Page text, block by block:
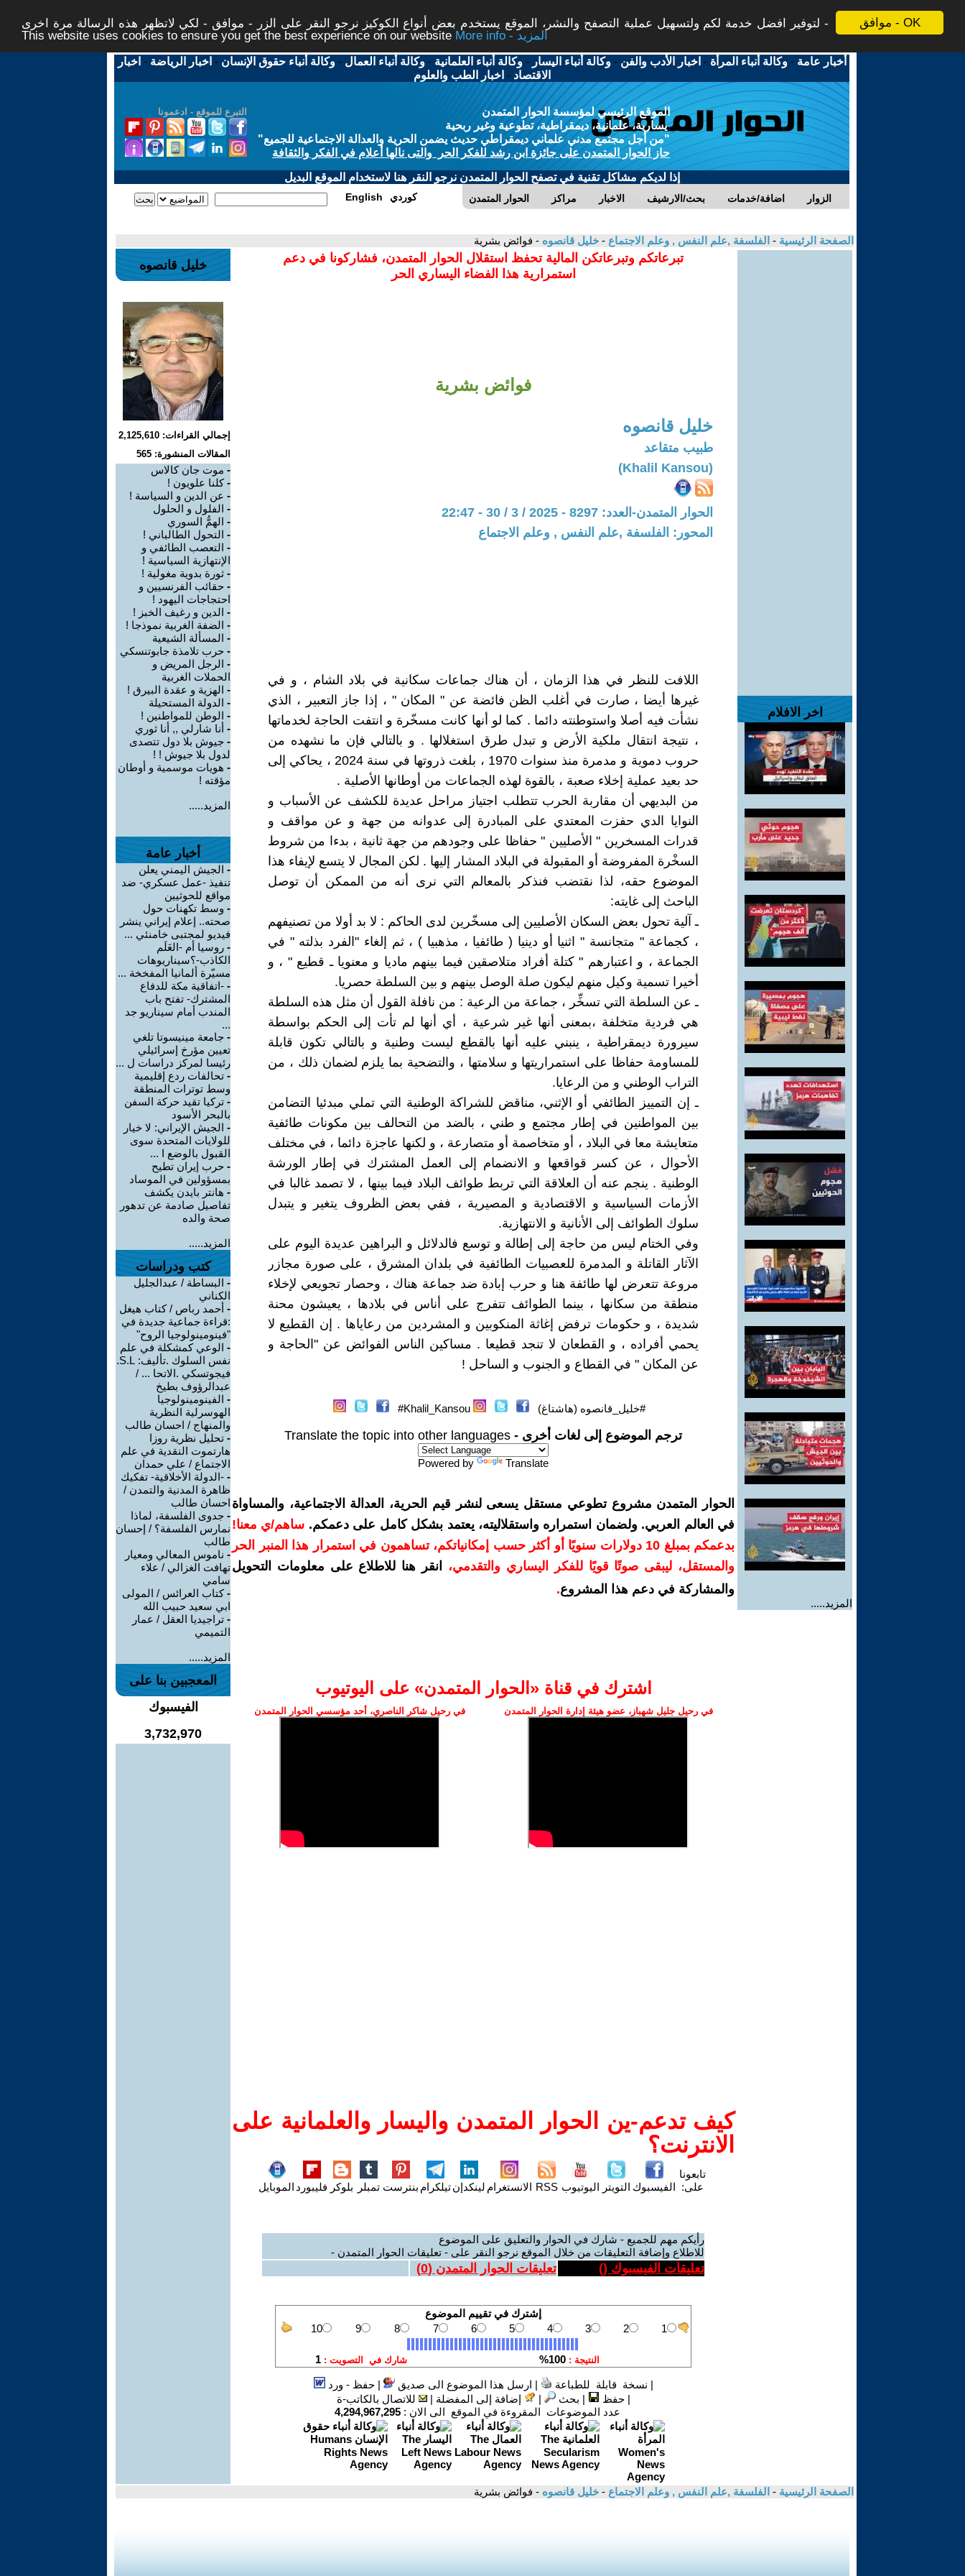
موافق - OK
لتوفير افضل خدمة لكم ولتسهيل عملية التصفح والنشر، الموقع يستخدم بعض أنواع الكوكيز نرجو النقر على الزر - موافق - لكي لاتظهر هذه الرسالة مرة اخرى -
This website uses cookies to ensure you get the best experience on our website
More info - المزيد
أخبار عامة -وكالة أنباء المرأة - اخبار الأدب والفن -وكالة أنباء اليسار -وكالة أنباء العلمانية -وكالة أنباء العمال -وكالة أنباء حقوق الإنسان - اخبار الرياضة - اخبار
الاقتصاد - اخبار الطب والعلوم
التبرع للموقع - ادعمونا
الموقع الرئيسي لمؤسسة الحوار المتمدن
يسارية، علمانية، ديمقراطية، تطوعية وغير ربحية
"من أجل مجتمع مدني علماني ديمقراطي حديث يضمن الحرية والعدالة الاجتماعية للجميع"
حاز الحوار المتمدن على جائزة ابن رشد للفكر الحر والتى نالها أعلام في الفكر والثقافة
إذا لديكم مشاكل تقنية في تصفح الحوار المتمدن نرجو النقر هنا لاستخدام الموقع البديل
الحوار المتمدن مراكز الاخبار بحث/الارشيف اضافة/خدمات الزوار English كوردي
الصفحة الرئيسية - الفلسفة ,علم النفس , وعلم الاجتماع - خليل قانصوه - فوائض بشرية
اخر الافلام
المزيد.....
تبرعاتكم وتبرعاتكن المالية تحفظ استقلال الحوار المتمدن، فشاركونا في دعم
استمرارية هذا الفضاء اليساري الحر
فوائض بشرية
خليل قانصوه
طبيب متقاعد
(Khalil Kansou)
الحوار المتمدن-العدد: 8297 - 2025 / 3 / 30 - 22:47
المحور: الفلسفة ,علم النفس , وعلم الاجتماع
اللافت للنظر في هذا الزمان ، أن هناك جماعات سكانية في بلاد الشام ، و في
غيرها أيضا ، صارت في أغلب الظن فائضة عن " المكان " ، إذا جاز التعبير ، الذي
نشأت فيه أصلا واستوطنته دائما . كما لو أنها كانت مسخّرة و انتفت الحاجة لخدماتها
، نتيجة انتقال ملكية الأرض و تبدل طرق استغلالها . و بالتالي فإن ما نشهده من
حروب دموية و مدمرة منذ سنوات 1970 ، بلغت ذروتها في سنة 2024 ، يحاكي إلى
حد بعيد عملية إخلاء صعبة ، بالقوة لهذه الجماعات من أوطانها الأصلية .
من البديهي أن مقاربة الحرب تتطلب اجتياز مراحل عديدة للكشف عن الأسباب و
النوايا الدي حفزت المعتدي على المبادرة إلى عدوانه من جهة و عن مواقف و
قدرات المسخرين " الأصليين " حفاظا على وجودهم من جهة ثانية ، بدءا من شروط
السخْرة المفروضة أو المقبولة في البلاد المشار إليها . لكن المجال لا يتسع لإيفاء هذا
الموضوع حقه، لذا نقتضب فنذكر بالمعالم التي نرى أنه من الممكن أن توصل
الباحث إلى غايته:
ـ آلية تحول بعض السكان الأصليين إلى مسخّرين لدى الحاكم : لا بد أولا من تصنيفهم
، كجماعة " متجانسة " اثنيا أو دينيا ( طائفيا ، مذهبيا ) ، ثم إلغاء "الفرد بذلته " في
الجماعة ، و اعتبارهم " كتلة أفراد متلاصقين فيما بينهم ماديا و معنويا ـ قطيع " ، و
أخيرا تسمية وكيل منهم ليكون صلة الوصل بينهم و بين السلطة حصريا.
ـ عن السلطة التي تسخِّر ، جماعة من الرعية : من نافلة القول أن مثل هذه السلطة
هي فردية متخلفة ،بمعنى أنها غير شرعية ، أي أنها لم تأت إلى الحكم بواسطة
سيرورة ديمقراطية ، ينبني عليه أنها بالقطع ليست وطنية و بالتالي تكون قابلة
للمساومة حفاظا على استمراريتها و سلامتها ، والتضحية بما يلزم لضمان ذلك ، من
التراب الوطني و من الرعايا.
ـ إن التمييز الطائفي أو الإثني، مناقض للشراكة الوطنية التي تملي مبدئيا التضامن
بين المواطنين في إطار مجتمع و طني ، بالضد من التحالف بين مكونات طائفية
متعايشة معا في البلاد ، أو متخاصمة أو متصارعة ، و لكنها عاجزة دائما ، في مختلف
الأحوال ، عن كسر قواقعها و الانضمام إلى العمل المشترك في إطار الورشة
الوطنية . ينجم عنه أن العلاقة التي تربط طوائف البلاد فيما بينها ، لا تصمد غالبا في
الأزمات السياسية و الاقتصادية و المصيرية ، ففي بعض الظروف يتغير و يتبدل
سلوك الطوائف إلى الأنانية و الانتهازية.
وفي الختام ليس من حاجة إلى إطالة و توسع فالدلائل و البراهين عديدة اليوم على
الآثار القاتلة و المدمرة للعصبيات الطائفية في بلدان المشرق ، على صورة مجازر
مروعة تتعرض لها طائفة هنا و حرب إبادة ضد جماعة هناك ، وحصار تجويعي لإخلاء
منطقة من سكانها ، بينما الطوائف تتفرج على أناس في بلادها ، يعيشون محنة
شديدة ، و حكومات ترفض إغاثة المنكوبين و المشردين من رعاياها . إن القطيع لا
يحمي أفراده ، و القطعان لا تنجد قطيعا . مساكين الناس الفوائض عن "الحاجة و
عن المكان " في القطاع و الجنوب و الساحل !
#خليل_قانصوه (هاشتاغ) Khalil_Kansou#
ترجم الموضوع إلى لغات أخرى - Translate the topic into other languages
Powered by Translate
الحوار المتمدن مشروع تطوعي مستقل يسعى لنشر قيم الحرية، العدالة الاجتماعية، والمساواة
في العالم العربي. ولضمان استمراره واستقلاليته، يعتمد بشكل كامل على دعمكم. ساهم/ي معنا!
بدعمكم بمبلغ 10 دولارات سنويًا أو أكثر حسب إمكانياتكم، تساهمون في استمرار هذا المنبر الحر
والمستقل، ليبقى صوتًا قويًا للفكر اليساري والتقدمي،
انقر هنا للاطلاع على معلومات التحويل
والمشاركة في دعم هذا المشروع.
اشترك في قناة ‫«الحوار المتمدن» على اليوتيوب
في رحيل جليل شهباز، عضو هيئة إدارة الحوار المتمدن في رحيل شاكر الناصري، أحد مؤسسي الحوار المتمدن
كيف تدعم-ين الحوار المتمدن واليسار والعلمانية على
الانترنت؟
تابعونا
على: الفيسبوك التويتر اليوتيوب RSS الانستغرام لينكدإنتيلكرام بنترست تمبلر بلوكر فليبورد الموبايل
رأيكم مهم للجميع - شارك في الحوار والتعليق على الموضوع
للاطلاع وإضافة التعليقات من خلال الموقع نرجو النقر على - تعليقات الحوار المتمدن -
تعليقات الفيسبوك () تعليقات الحوار المتمدن (0
)
| نسخة قابلة للطباعة | ارسل هذا الموضوع الى صديق |حفظ - ورد
|حفظ | بحث | إضافة إلى المفضلة |
للاتصال بالكاتب-ة
عدد الموضوعات المقروءة في الموقع الى الان : 4,294,967,295
خليل قانصوه
إجمالي القراءات: 2,125,610
المقالات المنشورة: 565
- موت جان كالاس
-كلنا علويون !
- عن الدين و السياسة ‍‍!
- الفلول و الحلول
- الهمُّ السوري
- التحول الطالباني !
- التعصب الطائفي و
الإنتهازية السياسية !
- ثورة بدوية مغولية !
- حقائب الفرنسيين و
احتجاجات اليهود ‍!
- الدين و رغيف الخبز !
- الضفة الغربية نموذجا !
- المسألة الشيعية
- حرب تلامذة جابوتنسكي
- الرجل المريض و
الحملات الغربية
- الهزية و عقدة البيرق !
- الدولة المستحيلة
- الوطن للمواطنين !
- أنا شارلي ,, أنا ثوري
- جيوش بلا دول تتصدى
لدول بلا جيوش ! !
- هويات موسمية و أوطان
مؤقته !
المزيد.....
أخبار عامة
- الجيش اليمني يعلن
تنفيذ -عمل عسكري- ضد
مواقع للحوثيين
- وسط تكهنات حول
صحته.. إعلام إيراني ينشر
فيديو لمجتبى خامنئي ...
- روسيا أم -العَلَم
الكاذب-؟سيناريوهات
مسيّرة ألمانيا المفخخة ...
- -اتفاقية مكة للدفاع
المشترك- تفتح باب
المندب أمام سيناريو جد
...
- جامعة مينيسوتا تلغي
تعيين مؤرخ إسرائيلي
رئيسا لمركز دراسات ل ...
- تحالفات ردع إقليمية
وسط توترات المنطقة
- تركيا تقيد حركة السفن
بالبحر الأسود
- الجيش الإيراني: لا خيار
للولايات المتحدة سوى
القبول بالوضع ا ...
- حرب إيران تطيح
بمسؤولين في الموساد
- هانتر بايدن يكشف
تفاصيل صادمة عن تدهور
صحة والده
المزيد.....
كتب ودراسات
- البساطة / عبدالجليل
الكناني
- أحمد رباص / كتاب هيغل
:قراءة جماعية جديدة في
"فينومينولوجيا الروح"
- الوعي كمشكلة في علم
نفس السلوك .تأليف: S.L.
فيجوتسكي .الاتحا ... /
عبدالرؤوف بطيخ
- الفينومينولوجيا
الهوسرلية النظرية
والمنهاج / احسان طالب
- تحليل نظرية روزا
هارتموت النقدية في علم
الاجتماع / علي حمدان
- -الدولة الأخلاقية- تفكيك
ظاهرة المدنية والتمدن /
احسان طالب
- جدوى الفلسفة، لماذا
نمارس الفلسفة؟ / إحسان
طالب
- ناموس المعالي ومعيار
تهافت الغزالي / علاء
سامي
-كتاب العرائس / المولى
ابي سعيد حبيب الله
- تراجيديا العقل / عمار
التميمي
المزيد.....
المعجبين بنا على
الفيسبوك
3,732,970
الصفحة الرئيسية - الفلسفة ,علم النفس , وعلم الاجتماع - خليل قانصوه - فوائض بشرية